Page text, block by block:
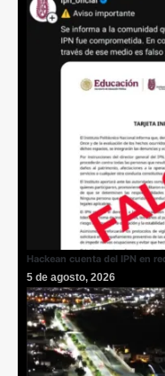
Hackean cuenta del IPN en
5 de agosto, 2026